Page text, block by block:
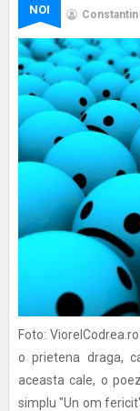
NOI
Foto:
o prietena draga,
aceasta cale, o
simplu "Un om